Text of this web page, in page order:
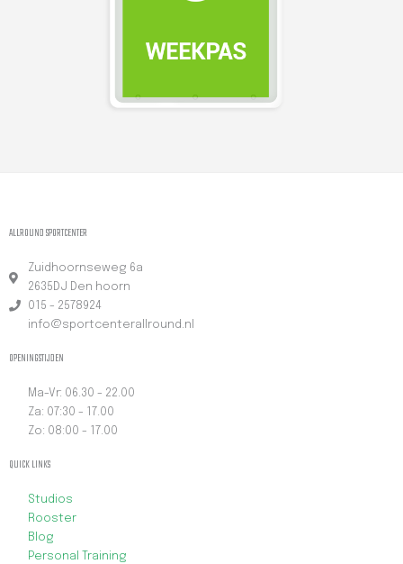
ALLROUND SPORTCENTER
Zuidhoornseweg 6a
2635DJ Den hoorn
015 - 2578924
info@sportcenterallround.nl
OPENINGSTIJDEN
Ma-Vr: 06.30 - 22.00
Za: 07:30 - 17.00
Zo: 08:00 - 17.00
QUICK LINKS
Studios
Rooster
Blog
Personal Training